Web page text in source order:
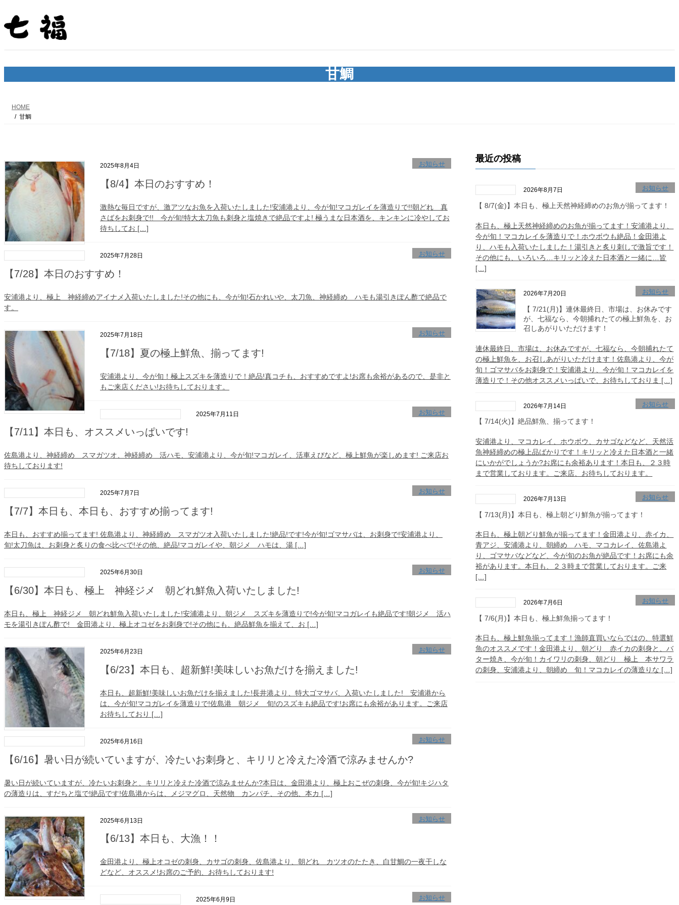
ン
テ
キ
ビ
ゲ
に
甘鯛
HOME
甘鯛
2025年8月4日 お知らせ
【8/4】本日のおすすめ！
激熱な毎日ですが、激アツなお魚を入荷いたしました!安浦港より、今が旬!マコガレイを薄造りで!!朝どれ 真
さばをお刺身で!! 今が旬!特大太刀魚も刺身と塩焼きで絶品ですよ! 極うまな日本酒を、キンキンに冷やしてお
待ちしてお […]
2025年7月28日 お知らせ
【7/28】本日のおすすめ！
安浦港より、極上 神経締めアイナメ入荷いたしました!その他にも、今が旬!石かれいや、太刀魚、神経締め ハモも湯引きぽん酢で絶品で
す。
2025年7月18日 お知らせ
【7/18】夏の極上鮮魚、揃ってます!
安浦港より、今が旬！極上スズキを薄造りで！絶品!真コチも、おすすめですよ!お席も余裕があるので、是非と
もご来店ください!お待ちしております。
2025年7月11日 お知らせ
【7/11】本日も、オススメいっぱいです!
佐島港より、神経締め スマガツオ、神経締め 活ハモ、安浦港より、今が旬!マコガレイ、活車えびなど、極上鮮魚が楽しめます! ご来店お
待ちしております!
2025年7月7日 お知らせ
【7/7】本日も、本日も、おすすめ揃ってます!
本日も、おすすめ揃ってます! 佐島港より、神経締め スマガツオ入荷いたしました!絶品!です!今が旬!ゴマサバは、お刺身で!安浦港より、
旬!太刀魚は、お刺身と炙りの食べ比べで!その他、絶品!マコガレイや、朝ジメ ハモは、湯 […]
2025年6月30日 お知らせ
【6/30】本日も、極上 神経ジメ 朝どれ鮮魚入荷いたしました!
本日も、極上 神経ジメ 朝どれ鮮魚入荷いたしました!安浦港より、朝ジメ スズキを薄造りで!今が旬!マコガレイも絶品です!朝ジメ 活ハ
モを湯引きぽん酢で! 金田港より、極上オコゼをお刺身で!その他にも、絶品鮮魚を揃えて、お […]
2025年6月23日 お知らせ
【6/23】本日も、超新鮮!美味しいお魚だけを揃えました!
本日も、超新鮮!美味しいお魚だけを揃えました!長井港より、特大ゴマサバ、入荷いたしました! 安浦港から
は、今が旬!マコガレイを薄造りで!佐島港 朝ジメ 旬!のスズキも絶品です!お席にも余裕があります。ご来店
お待ちしており […]
2025年6月16日 お知らせ
【6/16】暑い日が続いていますが、冷たいお刺身と、キリリと冷えた冷酒で涼みませんか?
暑い日が続いていますが、冷たいお刺身と、キリリと冷えた冷酒で涼みませんか?本日は、金田港より、極上おこぜの刺身、今が旬!キジハタ
の薄造りは、すだちと塩で!絶品です!佐島港からは、メジマグロ、天然物 カンパチ、その他、本カ […]
2025年6月13日 お知らせ
【6/13】本日も、大漁！！
金田港より、極上オコゼの刺身、カサゴの刺身、佐島港より、朝どれ カツオのたたき、白甘鯛の一夜干しな
どなど、オススメ!お席のご予約、お待ちしております!
2025年6月9日 お知らせ
最近の投稿
2026年8月7日 お知らせ
【 8/7(金)】本日も、極上天然神経締めのお魚が揃ってます！
本日も、極上天然神経締めのお魚が揃ってます！安浦港より、
今が旬！マコカレイを薄造りで！ホウボウも絶品！金田港よ
り、ハモも入荷いたしました！湯引きと炙り刺しで激旨です！
その他にも、いろいろ…キリッと冷えた日本酒と一緒に…皆
[…]
2026年7月20日 お知らせ
【 7/21(月)】連休最終日、市場は、お休みです
が、七福なら、今朝捕れたての極上鮮魚を、お
召しあがりいただけます！
連休最終日、市場は、お休みですが、七福なら、今朝捕れたて
の極上鮮魚を、お召しあがりいただけます！佐島港より、今が
旬！ゴマサバをお刺身で！安浦港より、今が旬！マコカレイを
薄造りで！その他オススメいっぱいで、お待ちしておりま […]
2026年7月14日 お知らせ
【 7/14(火)】絶品鮮魚、揃ってます！
安浦港より、マコカレイ、ホウボウ、カサゴなどなど、天然活
魚神経締めの極上品ばかりです！キリッと冷えた日本酒と一緒
にいかがでしょうか?お席にも余裕あります！本日も、２３時
まで営業しております。ご来店、お待ちしております。
2026年7月13日 お知らせ
【 7/13(月)】本日も、極上朝どり鮮魚が揃ってます！
本日も、極上朝どり鮮魚が揃ってます！金田港より、赤イカ、
青アジ、安浦港より、朝締め ハモ、マコカレイ、佐島港よ
り、ゴマサバなどなど、今が旬のお魚が絶品です！お席にも余
裕があります。本日も、２３時まで営業しております。ご来
[…]
2026年7月6日 お知らせ
【 7/6(月)】本日も、極上鮮魚揃ってます！
本日も、極上鮮魚揃ってます！漁師直買いならではの、特選鮮
魚のオススメです！金田港より、朝どり 赤イカの刺身と、バ
ター焼き、今が旬！カイワリの刺身、朝どり 極上 本サワラ
の刺身、安浦港より、朝締め 旬！マコカレイの薄造りな […]